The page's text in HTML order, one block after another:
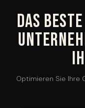
Das
Optimieren Sie Ihre